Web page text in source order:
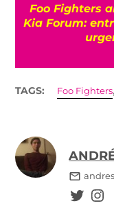
Foo Fighters
Kia Forum:
TAGS: Foo Fighters,